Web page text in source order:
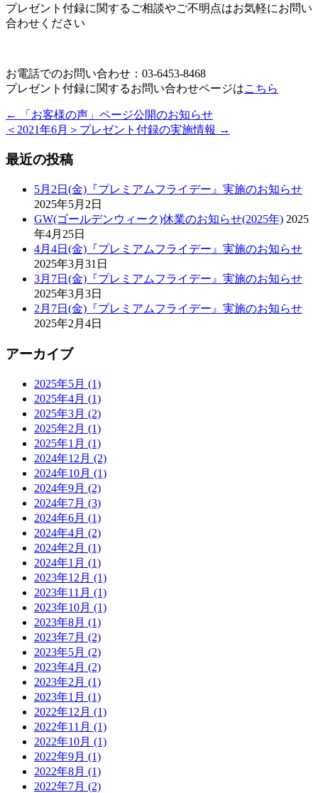
プレゼント付録に関するご相談やご不明点はお気軽にお問い
合わせください
お電話でのお問い合わせ：03-6453-8468
プレゼント付録に関するお問い合わせページはこちら
←
「お客様の声」ページ公開のお知らせ
＜2021年6月＞プレゼント付録の実施情報 →
最近の投稿
5月2日(金)『プレミアムフライデー』実施のお知らせ
2025年5月2日
GW(ゴールデンウィーク)休業のお知らせ(2025年) 2025
年4月25日
4月4日(金)『プレミアムフライデー』実施のお知らせ
2025年3月31日
3月7日(金)『プレミアムフライデー』実施のお知らせ
2025年3月3日
2月7日(金)『プレミアムフライデー』実施のお知らせ
2025年2月4日
アーカイブ
2025年5月 (1)
2025年4月 (1)
2025年3月 (2)
2025年2月 (1)
2025年1月 (1)
2024年12月 (2)
2024年10月 (1)
2024年9月 (2)
2024年7月 (3)
2024年6月 (1)
2024年4月 (2)
2024年2月 (1)
2024年1月 (1)
2023年12月 (1)
2023年11月 (1)
2023年10月 (1)
2023年8月 (1)
2023年7月 (2)
2023年5月 (2)
2023年4月 (2)
2023年2月 (1)
2023年1月 (1)
2022年12月 (1)
2022年11月 (1)
2022年10月 (1)
2022年9月 (1)
2022年8月 (1)
2022年7月 (2)